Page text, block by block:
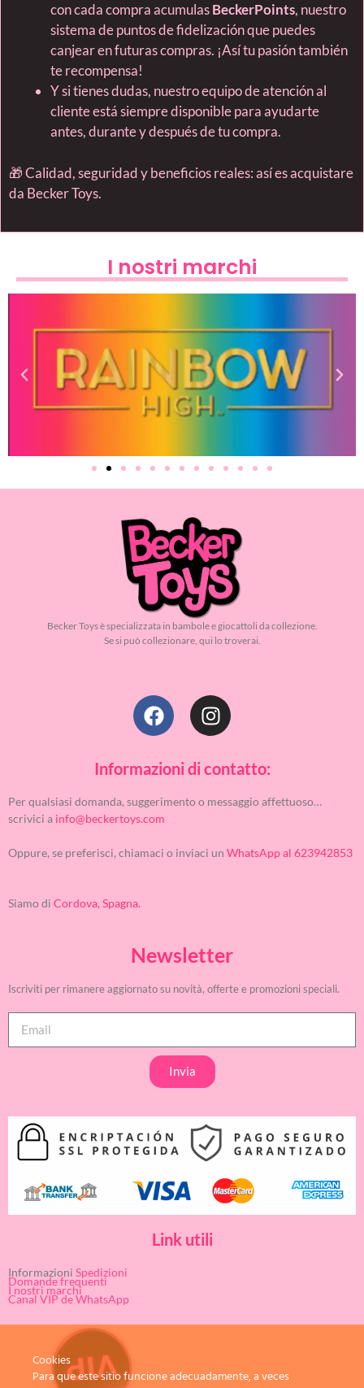
con cada compra acumulasBeckerPoints, nuestro
sistema de puntos de fidelización que puedes
canjear en futuras compras. ¡Así tu pasión también
te recompensa!
Y si tienes dudas, nuestro equipo de atención al
cliente está siempre disponible para ayudarte
antes, durante y después de tu compra.
🎁 Calidad, seguridad y beneficios reales: así es acquistare
da Becker Toys.
I nostri marchi
Becker Toys è specializzata in bambole e giocattoli da collezione.
Se si può collezionare, qui lo troverai.
Informazioni di contatto:
Per qualsiasi domanda, suggerimento o messaggio affettuoso…
scrivici a info@beckertoys.com
Oppure, se preferisci, chiamaci o inviaci un WhatsApp al 623942853
Siamo di Cordova, Spagna.
Newsletter
Iscriviti per rimanere aggiornato su novità, offerte e promozioni speciali.
Invia
Link utili
Informazioni Spedizioni
Domande frequenti
I nostri marchi
Canal VIP de WhatsApp
Cookies
Para que este sitio funcione adecuadamente, a veces